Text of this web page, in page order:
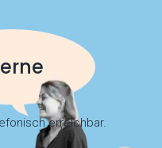
erreichbar.